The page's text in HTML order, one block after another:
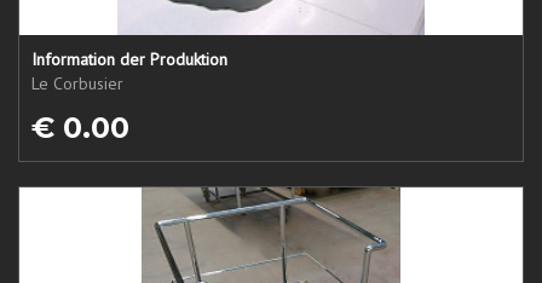
Information der Produktion
Le Corbusier
€ 0.00